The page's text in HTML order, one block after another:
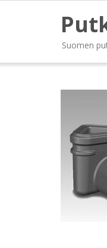
Suomen